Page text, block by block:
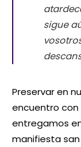
sigue
Preservar en
encuentro con
entregamos
manifiesta